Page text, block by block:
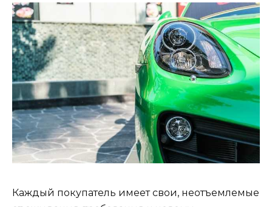
Каждый покупатель имеет свои, неотъемлемые